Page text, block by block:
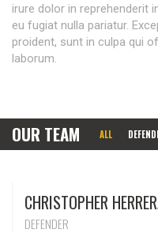
irure dolor in reprehenderit
eu fugiat nulla pariatur.
proident, sunt in culpa qui
laborum.
OUR TEAM ALL
CHRISTOPHER
DEFENDER